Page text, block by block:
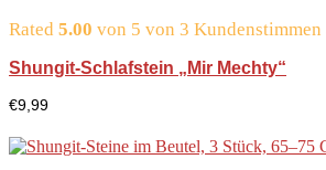
Rated 5.00 von 5 von 3 Kundenstimmen
Shungit-Schlafstein „Mir Mechty“
€9,99